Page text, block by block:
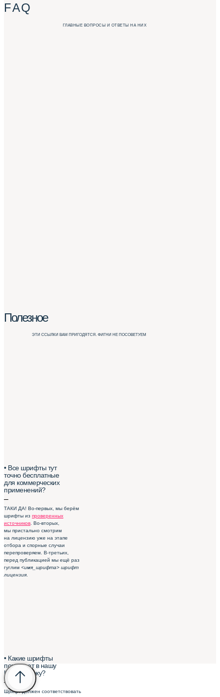
F A Q
ГЛАВНЫЕ ВОПРОСЫ И ОТВЕТЫ НА НИХ
• Все шрифты тут
точно бесплатные
для коммерческих
применений?
–
ТАКИ ДА! Во-первых, мы берём
шрифты из проверенных
источников . Во-вторых,
мы пристально смотрим
на лицензию уже на этапе
отбора и спорные случаи
перепроверяем. В-третьих,
перед публикацией мы ещё раз
гуглим <имя_шрифта> шрифт
лицензия
• Какие шрифты
попадают в нашу
Шрифтотеку?
–
Шрифт должен соответствовать
Полезное
ЭТИ ССЫЛКИ ВАМ ПРИГОДЯТСЯ. ФИГНИ НЕ ПОСОВЕТУЕМ